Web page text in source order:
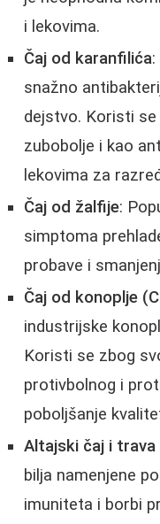
i lekovima.
Čaj od karanfilića
snažno
dejstvo. Koristi
zubobolje i kao
lekovima za
Čaj od žalfije:
simptoma
probave i
Čaj od konoplje
industrijske
Koristi se zbog
protivbolnog i
poboljšanje
Altajski čaj i trava
bilja namenjene
imuniteta i borbi